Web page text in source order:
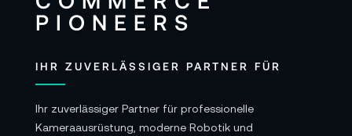
IHR ZUVERLÄSSIGER PARTNER FÜR
Ihr zuverlässiger Partner für professionelle
Kameraausrüstung, moderne Robotik und